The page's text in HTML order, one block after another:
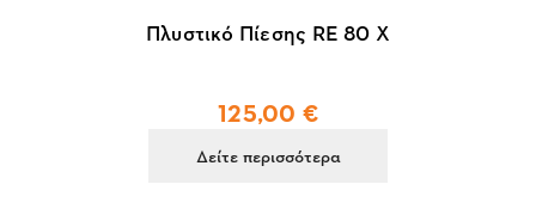
Πλυστικό Πίεσης RE 80 X
125,00 €
Δείτε περισσότερα